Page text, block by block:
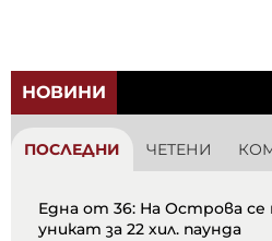
НОВИНИ
ПОСЛЕДНИ ЧЕТЕНИ
Една от 36: На Острова се
уникат за 22 хил. паунда